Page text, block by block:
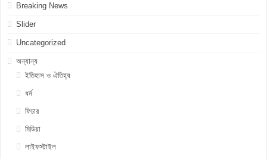
Breaking News
Slider
Uncategorized
অন্যান্য
ইতিহাস ও ঐতিহ্য
ধর্ম
ফিচার
মিডিয়া
লাইফস্টাইল